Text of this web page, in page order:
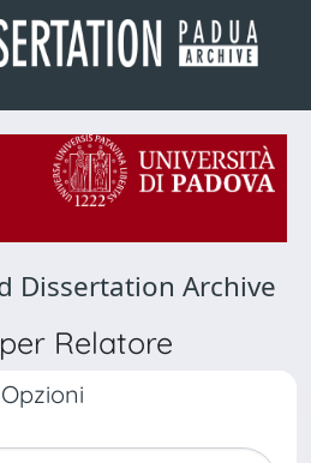
Dissertation Archive
Relatore
Opzioni